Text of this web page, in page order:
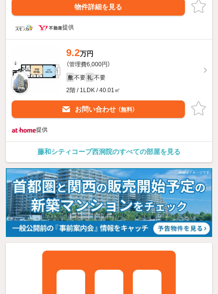
物件詳細を見る
提供
9.2万円
（管理費6,000円）
敷 不要 礼 不要
2階 / 1LDK / 40.01㎡
お問い合わせ （無料）
提供
藤和シティコープ西洞院のすべての部屋を見る